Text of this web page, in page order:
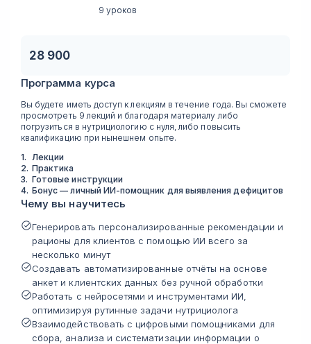
9 уроков
28 900
Программа курса
Вы будете иметь доступ к лекциям в течение года. Вы сможете
просмотреть 9 лекций и благодаря материалу либо
погрузиться в нутрициологию с нуля, либо повысить
квалификацию при нынешнем опыте.
1. Лекции
2. Практика
3. Готовые инструкции
4. Бонус — личный ИИ-помощник для выявления дефицитов
Чему вы научитесь
Генерировать персонализированные рекомендации и
рационы для клиентов с помощью ИИ всего за
несколько минут
Создавать автоматизированные отчёты на основе
анкет и клиентских данных без ручной обработки
Работать с нейросетями и инструментами ИИ,
оптимизируя рутинные задачи нутрициолога
Взаимодействовать с цифровыми помощниками для
сбора, анализа и систематизации информации о